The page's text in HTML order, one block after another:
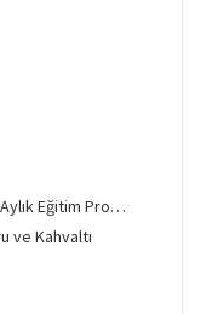
Afgan Maden Mühendislerine İki Aylık Eğitim Projesi
ve Kahvaltı